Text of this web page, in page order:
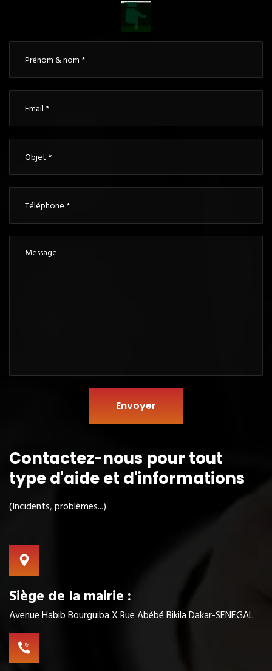
Envoyer
Contactez-nous pour tout
typed'aide et d'informations
(Incidents, problèmes...).
Siège de la mairie :
Avenue Habib Bourguiba X Rue Abébé Bikila Dakar-SENEGAL